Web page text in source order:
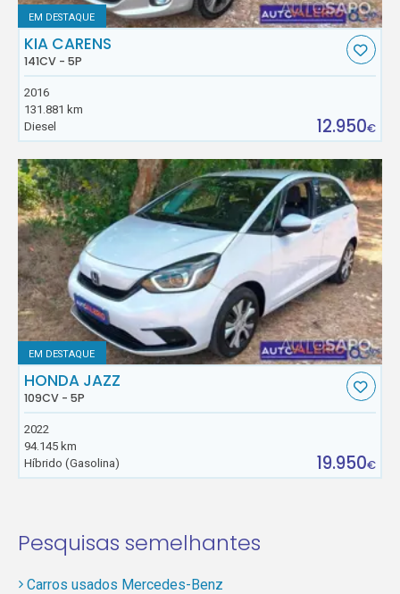
EM DESTAQUE
KIA CARENS
141CV - 5P
2016
131.881 km
Diesel
12.950€
EM DESTAQUE
HONDA JAZZ
109CV - 5P
2022
94.145 km
Híbrido (Gasolina)
19.950€
Pesquisas semelhantes
Carros usados Mercedes-Benz